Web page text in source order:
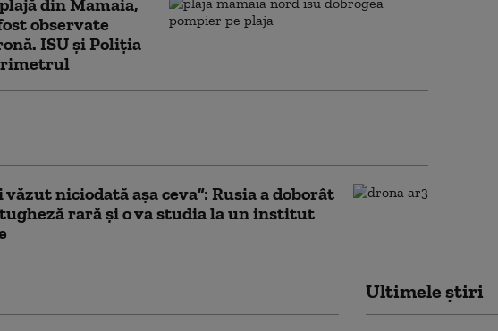
din Mamaia,
observate
ISU și Poliția
văzut niciodată așa ceva”: Rusia a doborât
rară și o va studia la un institut
Ultimele știri